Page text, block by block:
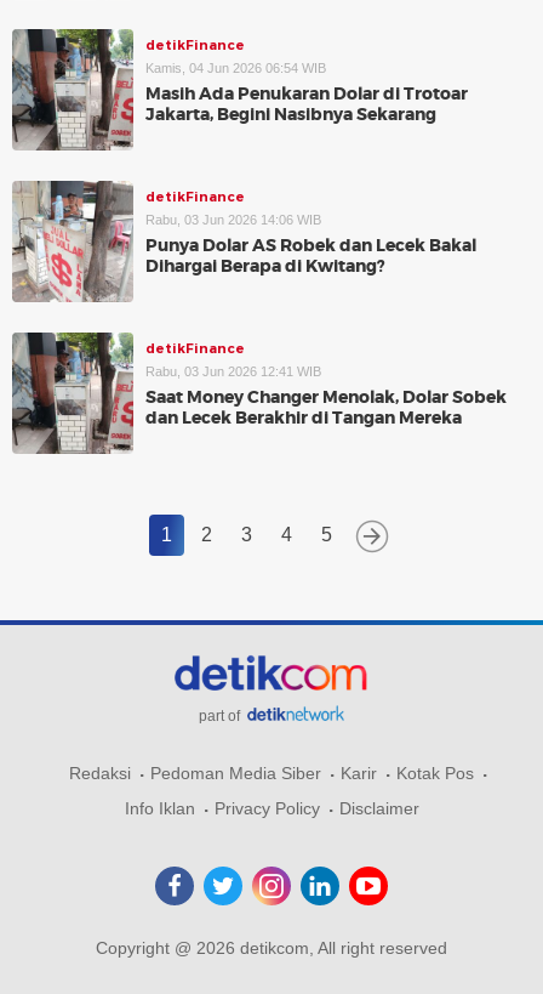
detikFinance
Kamis, 04 Jun 2026 06:54 WIB
Masih Ada Penukaran Dolar di Trotoar
Jakarta, Begini Nasibnya Sekarang
detikFinance
Rabu, 03 Jun 2026 14:06 WIB
Punya Dolar AS Robek dan Lecek Bakal
Dihargai Berapa di Kwitang?
detikFinance
Rabu, 03 Jun 2026 12:41 WIB
Saat Money Changer Menolak, Dolar Sobek
dan Lecek Berakhir di Tangan Mereka
1 2 3 4 5
part of
Redaksi Pedoman Media Siber Karir
Kotak Pos
Info Iklan
Privacy Policy Disclaimer
Copyright @ 2026 detikcom, All right reserved